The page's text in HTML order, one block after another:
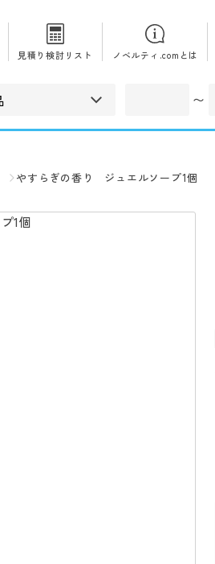
見積り検討リスト
ノベルティ.comとは
〜
やすらぎの香り ジュエルソープ1個